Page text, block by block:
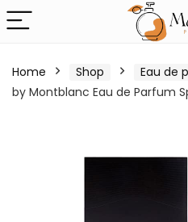
Home Shop Eau de
by Montblanc Eau de Parfum